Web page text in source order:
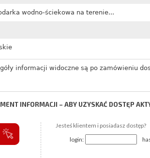
wodno-ściekowa na terenie...
informacji widoczne są po zamówieniu
INFORMACJI – ABY UZYSKAĆ DOSTĘP
Jesteś klientem i posiadasz dostęp?
login: